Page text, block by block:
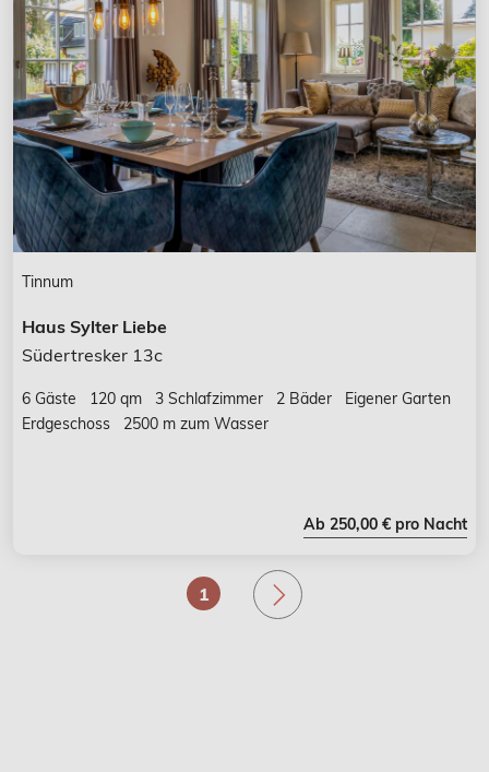
Tinnum
Haus Sylter Liebe
Südertresker 13c
6 Gäste 120 qm 3 Schlafzimmer 2 Bäder
Eigener Garten
Erdgeschoss
2500 m zum Wasser
Ab 250,00 € pro Nacht
1 .